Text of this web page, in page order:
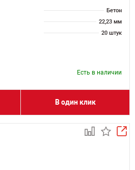
Бетон
22,23 мм
20 штук
Есть в наличии
В один клик